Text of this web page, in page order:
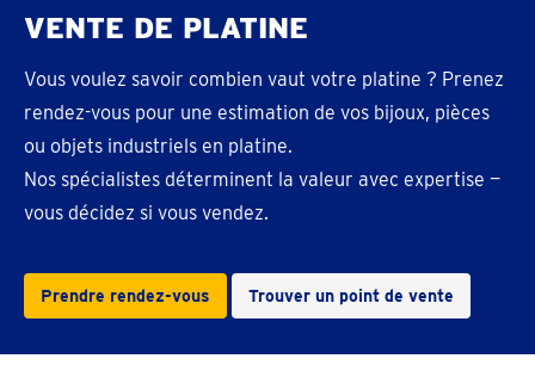
VENTE DE PLATINE
Vous voulez savoir combien vaut votre platine ? Prenez
rendez-vous pour une estimation de vos bijoux, pièces
ou objets industriels en platine.
Nos spécialistes déterminent la valeur avec expertise —
vous décidez si vous vendez.
Prendre rendez-vous Trouver un point de vente